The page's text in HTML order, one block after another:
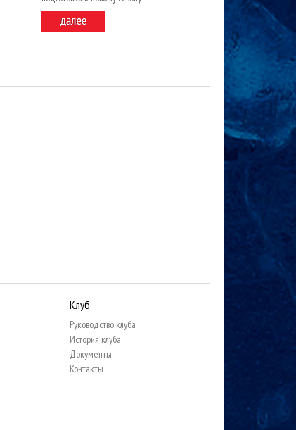
Клуб
Руководство клуба
История клуба
Документы
Контакты